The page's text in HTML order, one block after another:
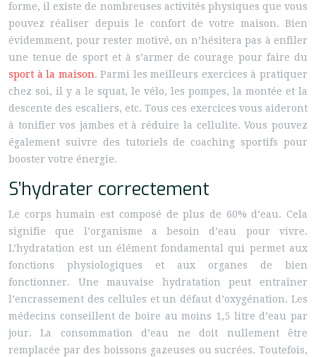
forme, il existe de nombreuses activités physiques que vous
pouvez réaliser depuis le confort de votre maison. Bien
évidemment, pour rester motivé, on n’hésitera pas à enfiler
une tenue de sport et à s’armer de courage pour faire du
sport à la maison. Parmi les meilleurs exercices à pratiquer
chez soi, il y a le squat, le vélo, les pompes, la montée et la
descente des escaliers, etc. Tous ces exercices vous aideront
à tonifier vos jambes et à réduire la cellulite. Vous pouvez
également suivre des tutoriels de coaching sportifs pour
booster votre énergie.
S’hydrater correctement
Le corps humain est composé de plus de 60% d’eau. Cela
signifie que l’organisme a besoin d’eau pour vivre.
L’hydratation est un élément fondamental qui permet aux
fonctions physiologiques et aux organes de bien
fonctionner. Une mauvaise hydratation peut entraîner
l’encrassement des cellules et un défaut d’oxygénation. Les
médecins conseillent de boire au moins 1,5 litre d’eau par
jour. La consommation d’eau ne doit nullement être
remplacée par des boissons gazeuses ou sucrées. Toutefois,